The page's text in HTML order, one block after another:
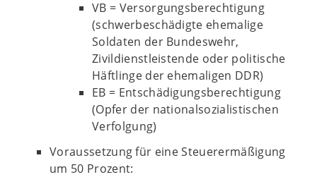
VB = Versorgungsberechtigung
(schwerbeschädigte ehemalige
Soldaten der Bundeswehr,
Zivildienstleistende oder politische
Häftlinge der ehemaligen DDR)
EB = Entschädigungsberechtigung
(Opfer der nationalsozialistischen
Verfolgung)
Voraussetzung für eine Steuerermäßigung
um 50 Prozent: